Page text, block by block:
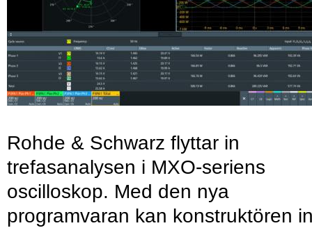
Rohde & Schwarz flyttar in
trefasanalysen i MXO-seriens
oscilloskop. Med den nya
programvaran kan konstruktören